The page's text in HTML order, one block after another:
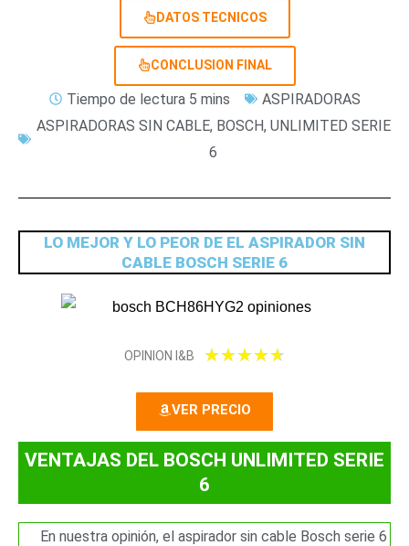
DATOS TECNICOS
CONCLUSION FINAL
Tiempo de lectura 5 mins
ASPIRADORAS
ASPIRADORAS SIN CABLE, BOSCH, UNLIMITED SERIE
6
LO MEJOR Y LO PEOR DE EL ASPIRADOR SIN
CABLE BOSCH SERIE 6
OPINION I&B ★★★★★
/
VER PRECIO
VENTAJAS DEL BOSCH UNLIMITED SERIE
6
En nuestra opinión, el aspirador sin cable Bosch serie 6